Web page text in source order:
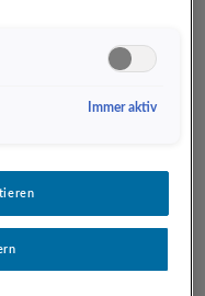
2020by
Immer aktiv